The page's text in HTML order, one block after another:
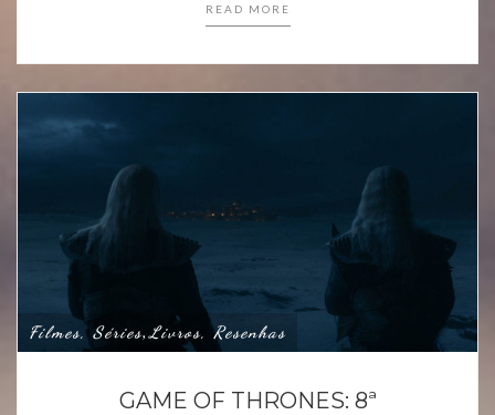
READ MORE
Filmes, Séries, Livros, Resenhas
GAME OF THRONES: 8ª